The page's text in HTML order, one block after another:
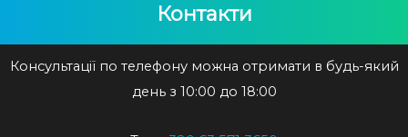
Контакти
Консультації по телефону можна отримати в будь-який
день з 10:00 до 18:00